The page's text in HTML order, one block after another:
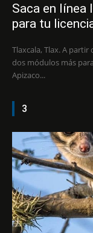
Saca en línea
para tu
Tlaxcala, Tlax. A
dos módulos más
Apizaco...
3